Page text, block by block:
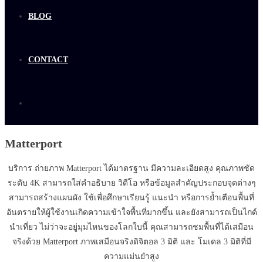
BLOG
CONTACT
Matterport
บริการ ถ่ายภาพ Matterport ได้มาตรฐาน มีความละเอียดสูง คุณภาพชัด
ระดับ 4K สามารถใส่คำอธิบาย วิดีโอ หรือข้อมูลสำคัญประกอบจุดต่างๆ
สามารถสร้างแผนผัง ใช้เพื่อศึกษาเรียนรู้ แนะนำ หรือการย้ำเตือนพื้นที่
อันตรายให้ผู้ใช้งานเกิดความเข้าใจพื้นที่มากขึ้น และยังสามารถเป็นไกด์
นำเที่ยว ไม่ว่าจะอยู่มุมไหนของโลกใบนี้ คุณสามารถชมพื้นที่ได้เสมือน
จริงด้วย Matterport ภาพเสมือนจริงดิจิตอล 3 มิติ และ โมเดล 3 มิติที่มี
ความแม่นยำสูง